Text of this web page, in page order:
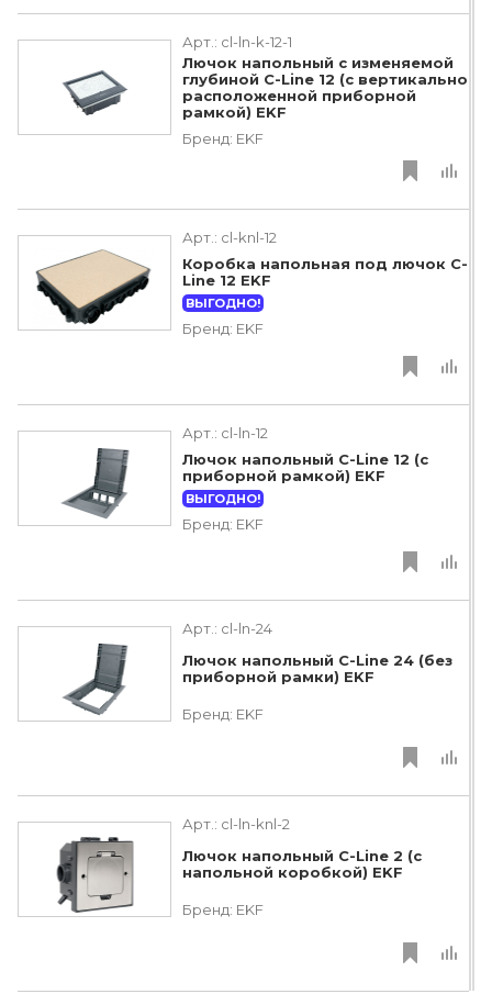
Арт.: cl-ln-k-12-1
Лючок напольный с изменяемой
глубиной C-Line 12 (с вертикально
расположенной приборной
рамкой) EKF
Бренд: EKF
Арт.: cl-knl-12
Коробка напольная под лючок C-
Line 12 EKF
ВЫГОДНО!
Бренд: EKF
Арт.: cl-ln-12
Лючок напольный C-Line 12 (с
приборной рамкой) EKF
ВЫГОДНО!
Бренд: EKF
Арт.: cl-ln-24
Лючок напольный C-Line 24 (без
приборной рамки) EKF
Бренд: EKF
Арт.: cl-ln-knl-2
Лючок напольный C-Line 2 (с
напольной коробкой) EKF
Бренд: EKF